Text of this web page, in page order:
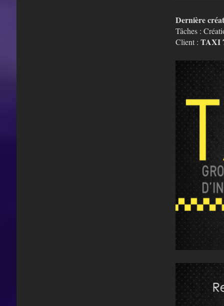
Dernière
Tâches :
Client :TAXI